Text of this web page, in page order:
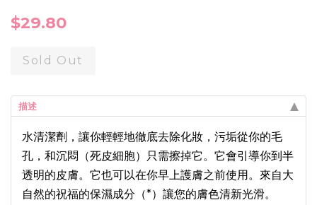
Regular
$29.80
Sold Out
描述
水清潔劑，讓你輕輕地徹底去除化妝，污垢從你的毛
孔，和沉悶（死皮細胞）只需擦掉它。它會引導你到半
透明的皮膚。它也可以在你早上護膚之前使用。來自大
自然的祝福的保濕成分（*）讓您的膚色清新光滑。